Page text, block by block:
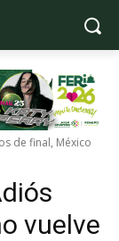
de final, México
vuelve